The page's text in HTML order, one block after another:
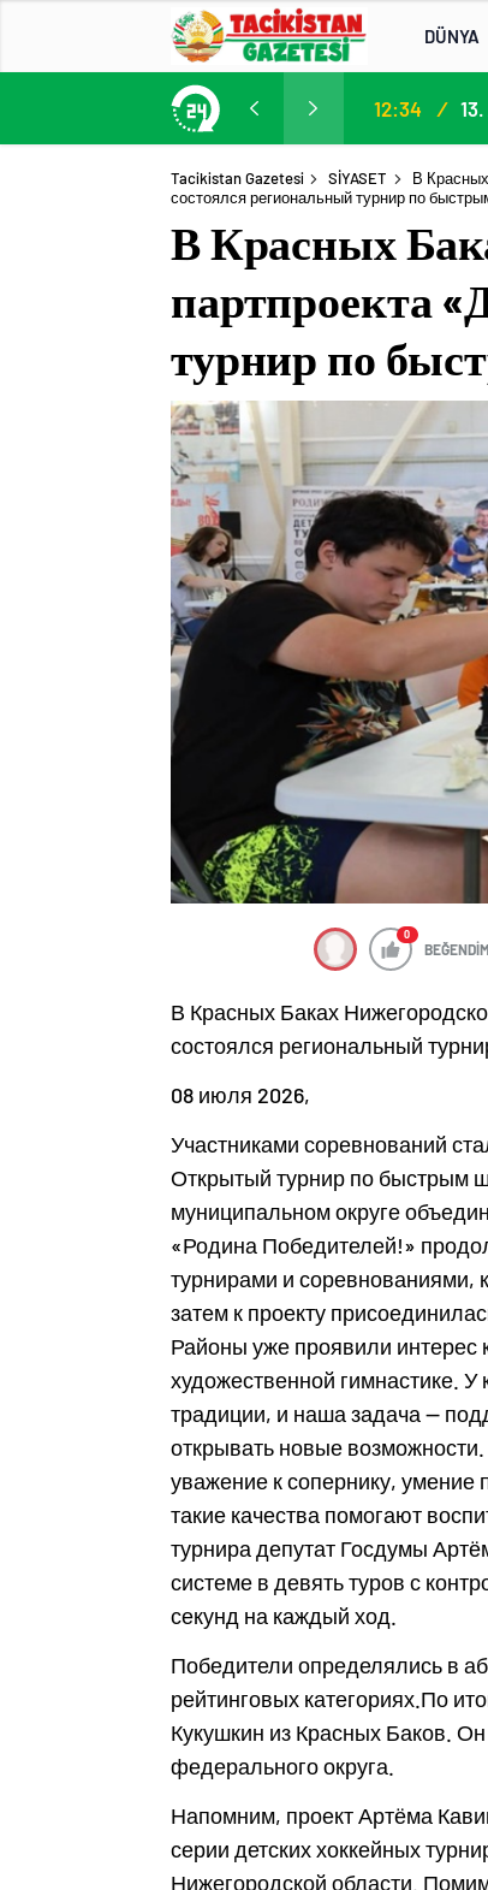
DÜNYA
13. AB-Orta Asya Yüksek Düzeyli Siyasi ve Güvenlik Diyaloğuna Katılım 13:22 /
Tacikistan Gazetesi SİYASET
В
состоялся региональный турнир по
В Красных
партпроекта
турнир по
0
BEĞENDİM
В Красных Баках
состоялся региональный
08 июля 2026,
Участниками соревнований
Открытый турнир по быстрым
муниципальном округе
«Родина Победителей!»
турнирами и соревнованиями,
затем к проекту
Районы уже проявили интерес
художественной гимнастике.
традиции, и наша задача —
открывать новые
уважение к сопернику,
такие качества помогают
турнира депутат Госдумы
системе в девять туров с
секунд на каждый ход.
Победители определялись в
рейтинговых категориях.По
Кукушкин из Красных Баков.
федерального округа.
Напомним, проект Артёма
серии детских хоккейных
Нижегородской области.